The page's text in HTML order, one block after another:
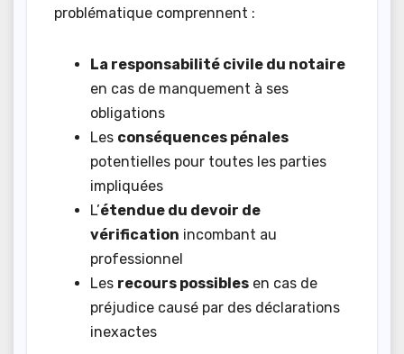
problématique comprennent :
La responsabilité civile du notaire
en cas de manquement à ses
obligations
Les conséquences pénales
potentielles pour toutes les parties
impliquées
L’étendue du devoir de
vérification incombant au
professionnel
Les recours possibles en cas de
préjudice causé par des déclarations
inexactes